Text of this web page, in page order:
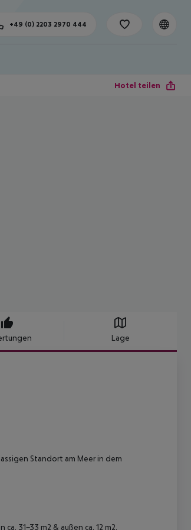
+49 (0) 2203 2970 444
Hotel teilen
Lage
Standort am Meer in dem
31-33 m2 & außen ca. 12 m2.